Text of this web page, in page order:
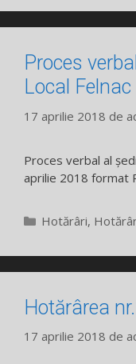
Proces
Local
17 aprilie 2018 de
Proces verbal al
aprilie 2018 format
Categorii
Hotărâri,
Hotărârea
17 aprilie 2018 de